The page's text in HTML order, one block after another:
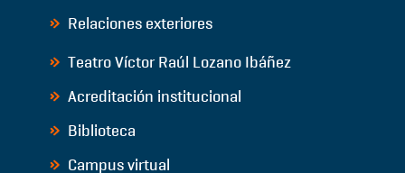
Relaciones exteriores
Teatro Víctor Raúl Lozano Ibáñez
Acreditación institucional
Biblioteca
Campus virtual